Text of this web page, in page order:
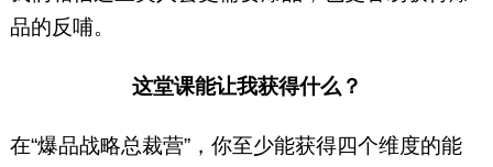
品的反哺。
这堂课能让我获得什么？
在“爆品战略总裁营”，你至少能获得四个维度的能